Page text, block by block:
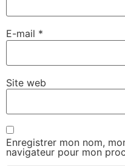
E-mail *
Site web
Enregistrer mon nom,
navigateur pour mon